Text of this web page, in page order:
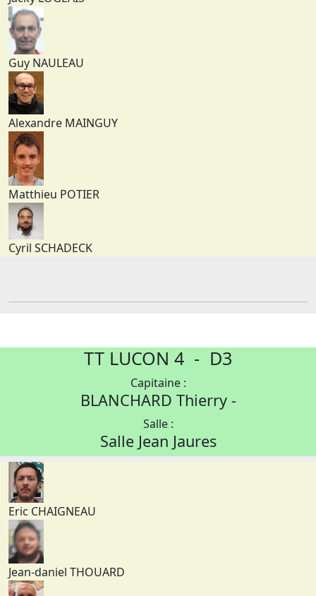
Guy NAULEAU
Alexandre MAINGUY
Matthieu POTIER
Cyril SCHADECK
TT LUCON 4 - D3
Capitaine :
BLANCHARD Thierry -
Salle :
Salle Jean Jaures
Eric CHAIGNEAU
Jean-daniel THOUARD